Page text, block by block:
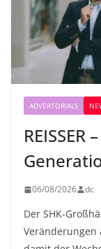
ADVERTORIALS
06/08/2026 dc
Der SHK-
Veränderungen